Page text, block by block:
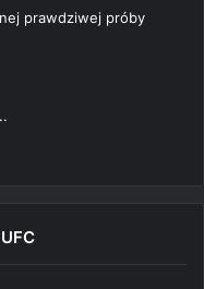
prawdziwej próby